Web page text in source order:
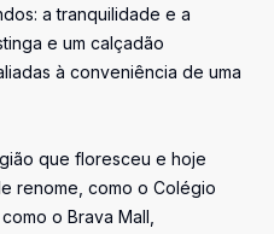
a tranquilidade e a
e um calçadão
à conveniência de uma
que floresceu e hoje
renome, como o Colégio
o Brava Mall,